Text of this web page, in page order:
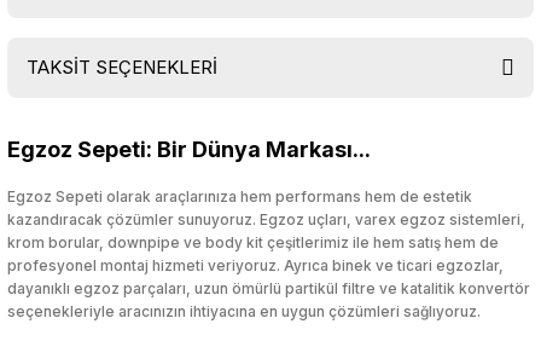
TAKSİT SEÇENEKLERİ
Egzoz Sepeti: Bir Dünya Markası...
Egzoz Sepeti olarak araçlarınıza hem performans hem de estetik
kazandıracak çözümler sunuyoruz. Egzoz uçları, varex egzoz sistemleri,
krom borular, downpipe ve body kit çeşitlerimiz ile hem satış hem de
profesyonel montaj hizmeti veriyoruz. Ayrıca binek ve ticari egzozlar,
dayanıklı egzoz parçaları, uzun ömürlü partikül filtre ve katalitik konvertör
seçenekleriyle aracınızın ihtiyacına en uygun çözümleri sağlıyoruz.